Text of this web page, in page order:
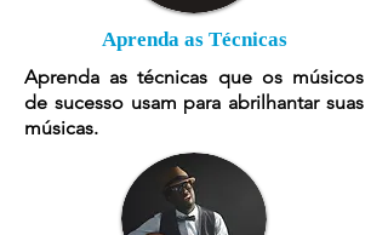
Aprenda as Técnicas
Aprenda as técnicas que os músicos
de sucesso usam para abrilhantar suas
músicas.